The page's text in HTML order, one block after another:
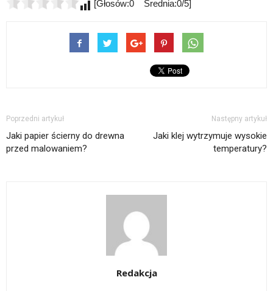
[Głosów:0 Średnia:0/5]
Poprzedni artykuł
Jaki papier ścierny do drewna
przed malowaniem?
Następny artykuł
Jaki klej wytrzymuje wysokie
temperatury?
Redakcja